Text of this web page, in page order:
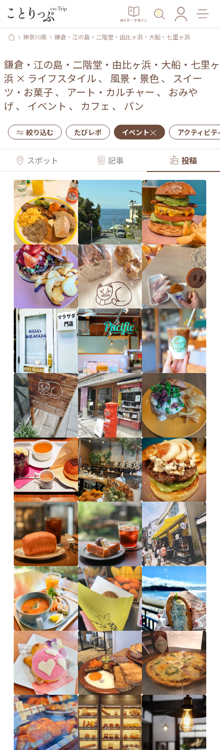
ガイド・マガジン
神奈川県 鎌倉・江の島・二階堂・由比ヶ浜・大船・七里ヶ浜
鎌倉・江の島・二階堂・由比ヶ浜・大船・七里ヶ
浜 × ライフスタイル、 風景・景色、 スイー
ツ・お菓子、 アート・カルチャー 、 おみや
げ 、 イベント 、 カフェ 、 パン
絞り込む たびレポ イベント アクティビテ
スポット 記事 投稿